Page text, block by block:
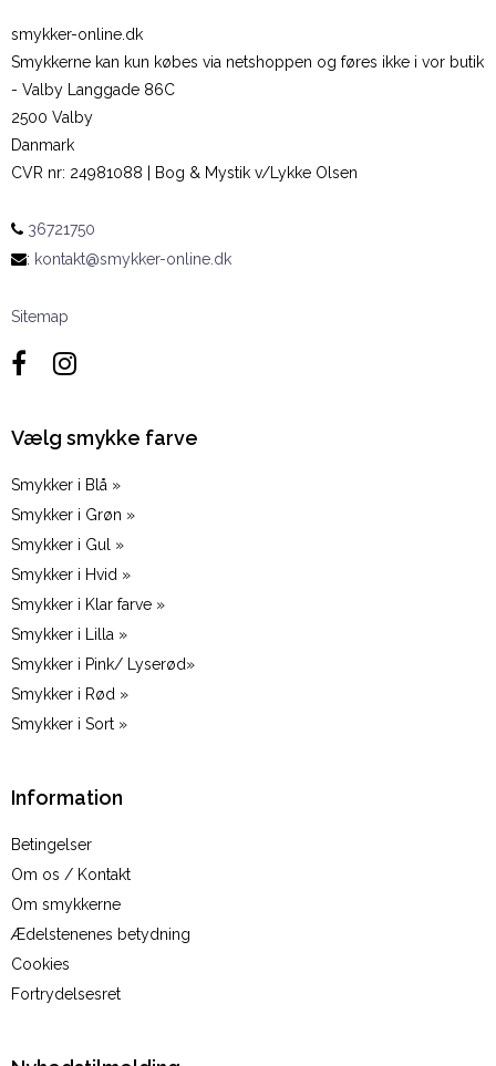
smykker-online.dk
Smykkerne kan kun købes via netshoppen og føres ikke i vor butik
- Valby Langgade 86C
2500 Valby
Danmark
CVR nr: 24981088 | Bog & Mystik v/Lykke Olsen
36721750
: kontakt@smykker-online.dk
Sitemap
Vælg smykke farve
Smykker i Blå »
Smykker i Grøn »
Smykker i Gul »
Smykker i Hvid »
Smykker i Klar farve »
Smykker i Lilla »
Smykker i Pink/ Lyserød»
Smykker i Rød »
Smykker i Sort »
Information
Betingelser
Om os / Kontakt
Om smykkerne
Ædelstenenes betydning
Cookies
Fortrydelsesret